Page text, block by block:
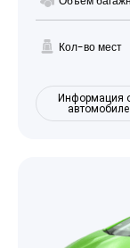
Кол-во мест
Информация
автомобиле